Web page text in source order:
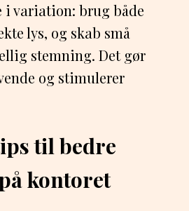
i variation: brug både
lys, og skab små
stemning. Det gør
og stimulerer
til bedre
kontoret